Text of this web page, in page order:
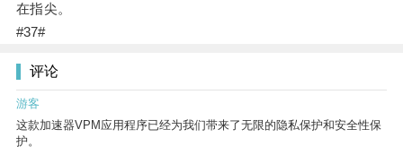
在指尖。
#37#
评论
游客
这款加速器VPM应用程序已经为我们带来了无限的隐私保护和安全性保
护。